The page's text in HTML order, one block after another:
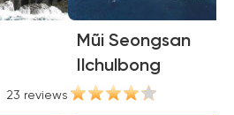
23 reviews
Mũi Seongsan
Ilchulbong